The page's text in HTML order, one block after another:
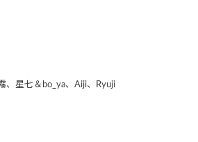
、星七＆bo_ya、Aiji、Ryuji